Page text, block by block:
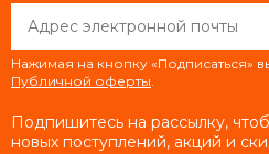
Нажимая на кнопку «Подписаться»
Публичной оферты.
Подпишитесь на рассылку,
новых поступлений, акций и